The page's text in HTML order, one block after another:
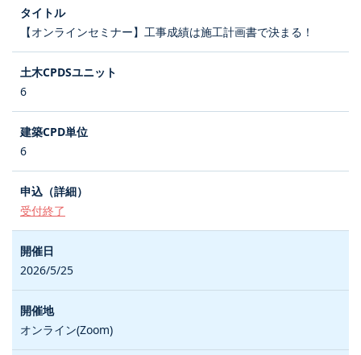
【オンラインセミナー】工事成績は施工計画書で決まる！
6
6
受付終了
2026/5/25
オンライン(Zoom)